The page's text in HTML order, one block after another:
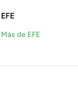
EFE
Más de EFE